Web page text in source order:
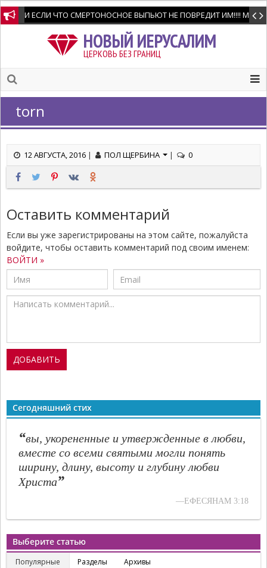
И ЕСЛИ ЧТО СМЕРТОНОСНОЕ ВЫПЬЮТ НЕ ПОВРЕДИТ ИМ!!!! Мне
НОВЫЙ ИЕРУСАЛИМ
ЦЕРКОВЬ БЕЗ ГРАНИЦ
torn
12 АВГУСТА, 2016 | ПОЛ ЩЕРБИНА | 0
Оставить комментарий
Если вы уже зарегистрированы на этом сайте, пожалуйста
войдите, чтобы оставить комментарий под своим именем:
ВОЙТИ »
Сегодняшний стих
“вы, укорененные и утвержденные в любви,
вместе со всеми святыми могли понять
ширину, длину, высоту и глубину любви
Христа”
—ЕФЕСЯНАМ 3:18
Выберите статью
Популярные Разделы Архивы